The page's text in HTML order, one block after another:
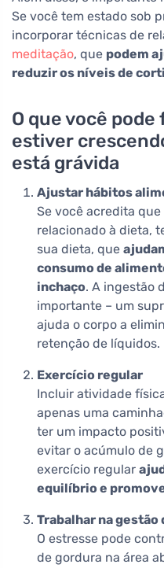
Se você tem estado sob
incorporar técnicas de
meditação, que podem
reduzir os níveis de
O que você
estiver
está grávida
Ajustar hábitos
Se você acredita
relacionado à dieta,
sua dieta, que
consumo de
inchaço. A ingestão
importante – um
ajuda o corpo a
retenção de líquidos.
Exercício regular
Incluir atividade
apenas uma
ter um impacto
evitar o acúmulo de
exercício regular
equilíbrio e
Trabalhar na gestão
O estresse pode
de gordura na área